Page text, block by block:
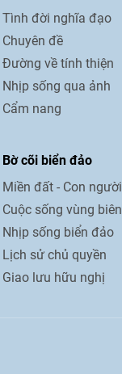
Tình đời nghĩa đạo
Chuyên đề
Đường về tính thiện
Nhịp sống qua ảnh
Cẩm nang
Bờ cõi biển đảo
Miền đất - Con người
Cuộc sống vùng biên
Nhịp sống biển đảo
Lịch sử chủ quyền
Giao lưu hữu nghị